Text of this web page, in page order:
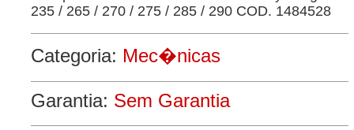
235 / 265 / 270 / 275 / 285 / 290 COD. 1484528
Categoria: Mec�nicas
Garantia: Sem Garantia